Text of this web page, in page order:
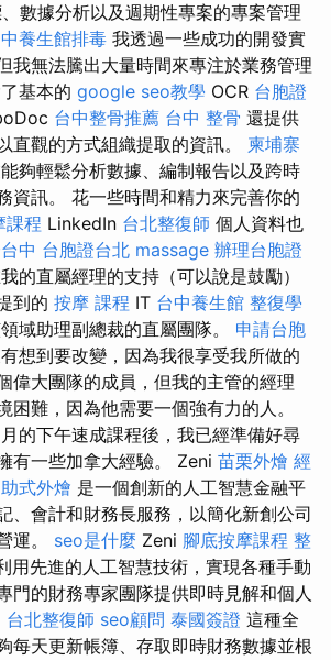
數據分析以及週期性專案的專案管理
養生館排毒 我透過一些成功的開發實
我無法騰出大量時間來專注於業務管理
基本的 google seo教學 OCR 台胞證
台中整骨推薦 台中 整骨 還提供
直觀的方式組織提取的資訊。 柬埔寨
夠輕鬆分析數據、編制報告以及跨時
資訊。 花一些時間和精力來完善你的
課程 LinkedIn 台北整復師 個人資料也
中 台胞證台北 massage 辦理台胞證
的直屬經理的支持（可以說是鼓勵）
到的 按摩 課程 IT 台中養生館 整復學
域助理副總裁的直屬團隊。 申請台胞
想到要改變，因為我很享受我所做的
偉大團隊的成員，但我的主管的經理
困難，因為他需要一個強有力的人。
的下午速成課程後，我已經準備好尋
有一些加拿大經驗。 Zeni 苗栗外燴 經
式外燴 是一個創新的人工智慧金融平
、會計和財務長服務，以簡化新創公司
運。 seo是什麼 Zeni 腳底按摩課程 整
用先進的人工智慧技術，實現各種手動
門的財務專家團隊提供即時見解和個人
台北整復師 seo顧問 泰國簽證 這種全
每天更新帳簿、存取即時財務數據並根